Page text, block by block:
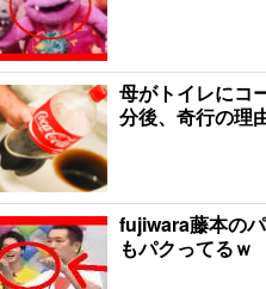
母がトイレにコ
分後、奇行の理
fujiwara藤本の
もパクってるｗ